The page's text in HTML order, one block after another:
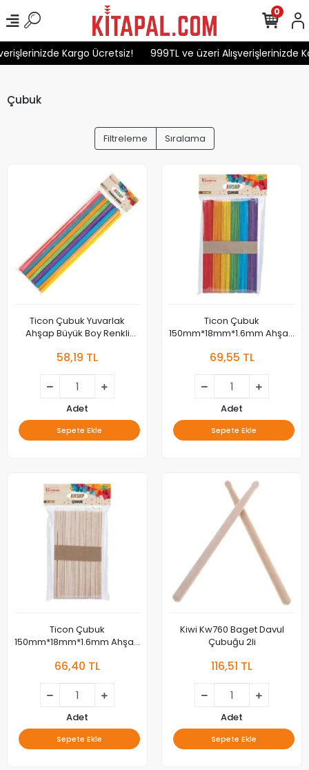
Kargo Ücretsiz! 999TL ve üzeri Alışverişlerinizde
0
Çubuk
Filtreleme Sıralama
Ticon Çubuk Yuvarlak
Ahşap Büyük Boy Renkli
58,19 TL
Adet
Sepete Ekle
Ticon Çubuk
150mm*18mm*1.6mm Ahşap
328588
69,55 TL
Adet
Sepete Ekle
Ticon Çubuk
150mm*18mm*1.6mm Ahşap
66,40 TL
Adet
Sepete Ekle
Kiwi Kw760 Baget Davul
Çubuğu 2li
116,51 TL
Adet
Sepete Ekle